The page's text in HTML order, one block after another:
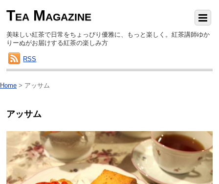
Tea Magazine
美味しい紅茶で日常をちょっぴり優雅に、もっと楽しく。紅茶講師ゆか
りーぬがお届けする紅茶の楽しみ方
RSS
Home > アッサム
アッサム